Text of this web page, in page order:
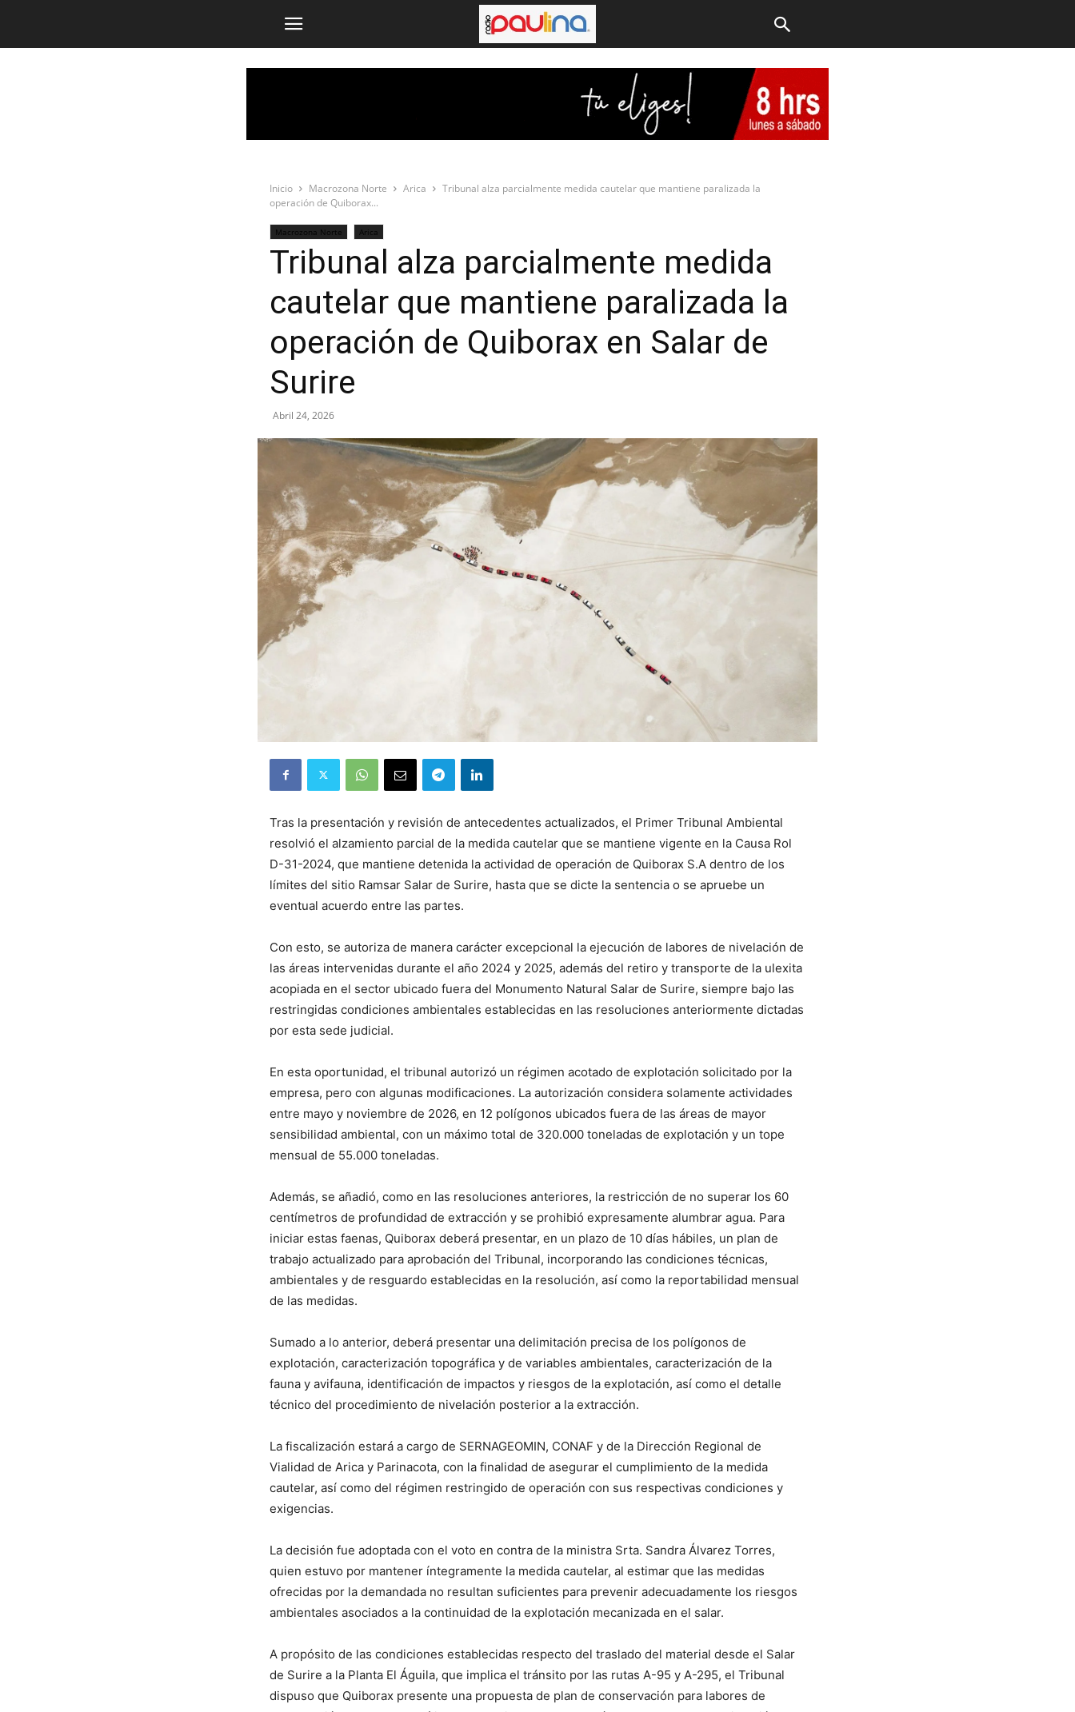
Inicio Macrozona Norte Arica
Tribunal alza parcialmente medida cautelar que mantiene paralizada la
operación de Quiborax...
Macrozona Norte Arica
Tribunal alza parcialmente medida
cautelar que mantiene paralizada la
operación de Quiborax en Salar de
Surire
Abril 24, 2026
Tras la presentación y revisión de antecedentes actualizados, el Primer Tribunal Ambiental
resolvió el alzamiento parcial de la medida cautelar que se mantiene vigente en la Causa Rol
D-31-2024, que mantiene detenida la actividad de operación de Quiborax S.A dentro de los
límites del sitio Ramsar Salar de Surire, hasta que se dicte la sentencia o se apruebe un
eventual acuerdo entre las partes.
Con esto, se autoriza de manera carácter excepcional la ejecución de labores de nivelación de
las áreas intervenidas durante el año 2024 y 2025, además del retiro y transporte de la ulexita
acopiada en el sector ubicado fuera del Monumento Natural Salar de Surire, siempre bajo las
restringidas condiciones ambientales establecidas en las resoluciones anteriormente dictadas
por esta sede judicial.
En esta oportunidad, el tribunal autorizó un régimen acotado de explotación solicitado por la
empresa, pero con algunas modificaciones. La autorización considera solamente actividades
entre mayo y noviembre de 2026, en 12 polígonos ubicados fuera de las áreas de mayor
sensibilidad ambiental, con un máximo total de 320.000 toneladas de explotación y un tope
mensual de 55.000 toneladas.
Además, se añadió, como en las resoluciones anteriores, la restricción de no superar los 60
centímetros de profundidad de extracción y se prohibió expresamente alumbrar agua. Para
iniciar estas faenas, Quiborax deberá presentar, en un plazo de 10 días hábiles, un plan de
trabajo actualizado para aprobación del Tribunal, incorporando las condiciones técnicas,
ambientales y de resguardo establecidas en la resolución, así como la reportabilidad mensual
de las medidas.
Sumado a lo anterior, deberá presentar una delimitación precisa de los polígonos de
explotación, caracterización topográfica y de variables ambientales, caracterización de la
fauna y avifauna, identificación de impactos y riesgos de la explotación, así como el detalle
técnico del procedimiento de nivelación posterior a la extracción.
La fiscalización estará a cargo de SERNAGEOMIN, CONAF y de la Dirección Regional de
Vialidad de Arica y Parinacota, con la finalidad de asegurar el cumplimiento de la medida
cautelar, así como del régimen restringido de operación con sus respectivas condiciones y
exigencias.
La decisión fue adoptada con el voto en contra de la ministra Srta. Sandra Álvarez Torres,
quien estuvo por mantener íntegramente la medida cautelar, al estimar que las medidas
ofrecidas por la demandada no resultan suficientes para prevenir adecuadamente los riesgos
ambientales asociados a la continuidad de la explotación mecanizada en el salar.
A propósito de las condiciones establecidas respecto del traslado del material desde el Salar
de Surire a la Planta El Águila, que implica el tránsito por las rutas A-95 y A-295, el Tribunal
dispuso que Quiborax presente una propuesta de plan de conservación para labores de